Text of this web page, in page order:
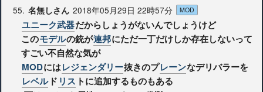
55. 名無しさん 2018年05月29日 22時57分 MOD
ユニーク武器だからしょうがないんでしょうけど
このモデルの銃が連邦にただ一丁だけしか存在しないって
すごい不自然な気が
MODにはレジェンダリー抜きのプレーンなデリバラーを
レベル ド リス トに追加するものもある